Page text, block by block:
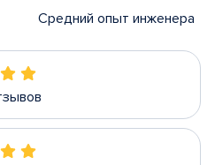
Средний опыт инженера